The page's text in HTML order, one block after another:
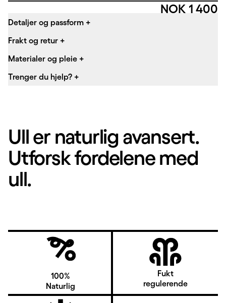
Pris:
NOK 1 400
Detaljer og passform +
Frakt og retur +
Materialer og pleie +
Trenger du hjelp? +
Ull er naturlig avansert.
Utforsk fordelene med
ull.
100%
Naturlig
Fukt
regulerende